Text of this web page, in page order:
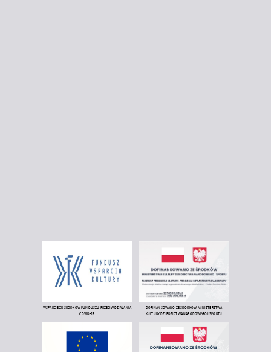
WSPARCIE ZE ŚRODKÓW FUNDUSZU PRZECIWDZIAŁANIA
COVID-19
DOFINANSOWANO ZE ŚRODKÓW MINISTERSTWA
KULTURY DZIEDZICTWA NARODOWEGO I SPORTU